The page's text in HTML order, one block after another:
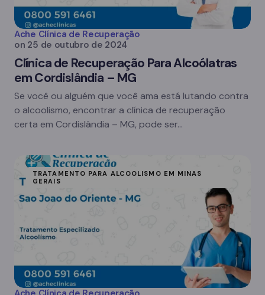
Ache Clínica de Recuperação
on 25 de outubro de 2024
Clínica de Recuperação Para Alcoólatras
em Cordislândia – MG
Se você ou alguém que você ama está lutando contra
o alcoolismo, encontrar a clínica de recuperação
certa em Cordislândia – MG, pode ser…
TRATAMENTO PARA ALCOOLISMO EM MINAS
GERAIS